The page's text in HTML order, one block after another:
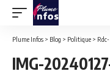
Plume Infos > Blog > Politique > Rdc-
IMG-